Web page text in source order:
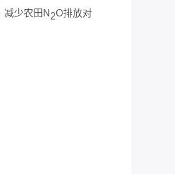
减少农田N 2O排放对